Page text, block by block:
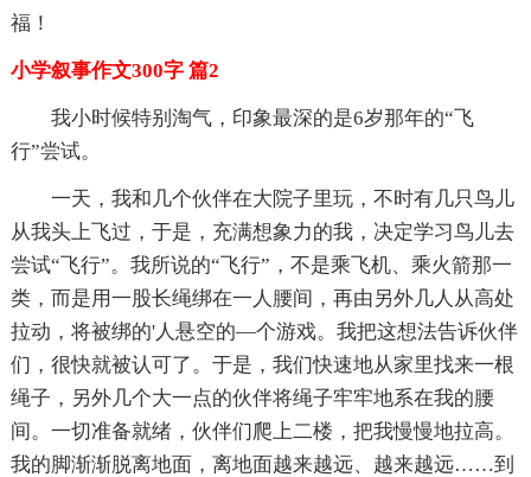
福！
小学叙事作文300字 篇2
我小时候特别淘气，印象最深的是6岁那年的“飞
行”尝试。
一天，我和几个伙伴在大院子里玩，不时有几只鸟儿
从我头上飞过，于是，充满想象力的我，决定学习鸟儿去
尝试“飞行”。我所说的“飞行”，不是乘飞机、乘火箭那一
类，而是用一股长绳绑在一人腰间，再由另外几人从高处
拉动，将被绑的'人悬空的—个游戏。我把这想法告诉伙伴
们，很快就被认可了。于是，我们快速地从家里找来一根
绳子，另外几个大一点的伙伴将绳子牢牢地系在我的腰
间。一切准备就绪，伙伴们爬上二楼，把我慢慢地拉高。
我的脚渐渐脱离地面，离地面越来越远、越来越远……到